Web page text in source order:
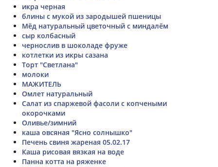
икра черная
блины с мукой из зародышей пшеницы
Мёд натуральный цветочный с миндалём
сыр колбасный
чернослив в шоколаде фруже
котлетки из икры сазана
Торт "Светлана"
молоки
МАЖИТЕЛЬ
Омлет натуральный
Салат из спаржевой фасоли с копчеными
окорочками
Оливье/зимний
каша овсяная "Ясно солнышко"
Печень свиня жареная 05.02.17
Каша рисовая вязкая на воде
Панна котта на ряженке